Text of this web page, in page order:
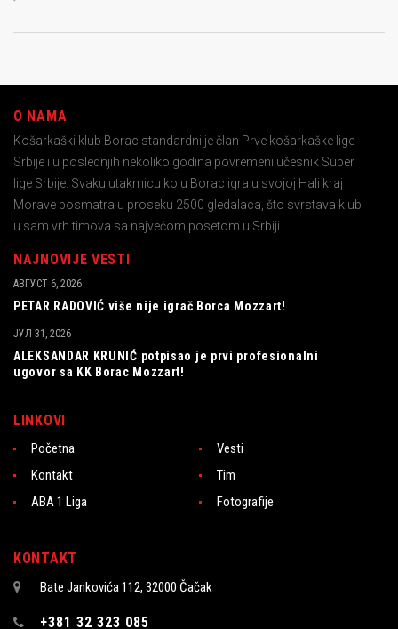
O NAMA
Košarkaški klub Borac standardni je član Prve košarkaške lige
Srbije i u poslednjih nekoliko godina povremeni učesnik Super
lige Srbije. Svaku utakmicu koju Borac igra u svojoj Hali kraj
Morave posmatra u proseku 2500 gledalaca, što svrstava klub
u sam vrh timova sa najvećom posetom u Srbiji.
NAJNOVIJE VESTI
PETAR RADOVIĆ više nije igrač Borca Mozzart!
АВГУСТ 6, 2026
ALEKSANDAR KRUNIĆ potpisao je prvi profesionalni
ugovor sa KK Borac Mozzart!
ЈУЛ 31, 2026
LINKOVI
Početna
Vesti
Kontakt
Tim
ABA 1 Liga
Fotografije
KONTAKT
Bate Jankovića 112, 32000 Čačak
+381 32 323 085